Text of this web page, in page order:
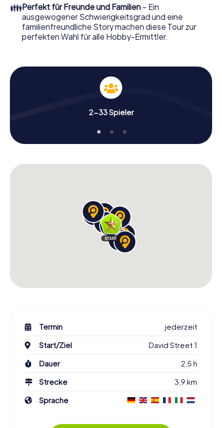
Postfach. Jetzt starten Sie Ihren Online-Browser, geben
Ihren Code ein – und sind startklar!
Worauf warten Sie noch? Jerusalem zählt auf Sie!
👪Perfekt für Freunde und Familien – Ein
ausgewogener Schwierigkeitsgrad und eine
familienfreundliche Story machen diese Tour zur
perfekten Wahl für alle Hobby-Ermittler.
2-33 Spieler
Termin
jederzeit
Start/Ziel
David Street 1
Dauer
2,5 h
Strecke
3,9 km
Sprache